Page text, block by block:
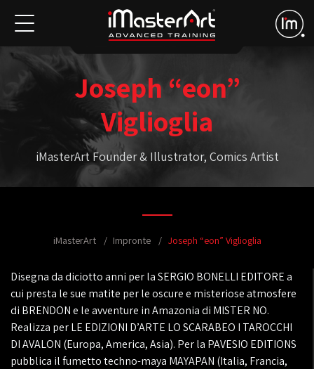
Joseph “eon”
Viglioglia
iMasterArt Founder & Illustrator, Comics Artist
iMasterArt Impronte Joseph “eon” Viglioglia
Disegna da diciotto anni per la SERGIO BONELLI EDITORE a
cui presta le sue matite per le oscure e misteriose atmosfere
di BRENDON e le avventure in Amazonia di MISTER NO.
Realizza per LE EDIZIONI D’ARTE LO SCARABEO I TAROCCHI
DI AVALON (Europa, America, Asia). Per la PAVESIO EDITIONS
pubblica il fumetto techno-maya MAYAPAN (Italia, Francia,